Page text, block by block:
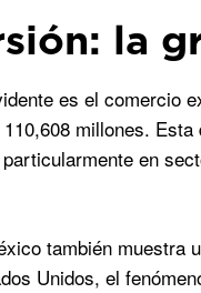
la
es el comercio
millones.
en
también muestra
Unidos, el